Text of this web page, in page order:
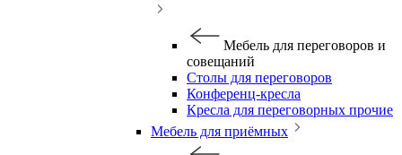
Мебель для переговоров и
совещаний
Столы для переговоров
Конференц-кресла
Кресла для переговорных прочие
Мебель для приёмных